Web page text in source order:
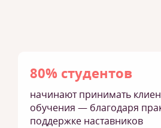
80% студентов
начинают принимать
обучения — благодаря
поддержке наставников